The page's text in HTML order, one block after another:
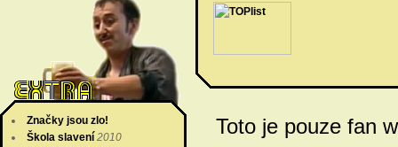
Značky jsou zlo!
Škola slavení 2010
Toto je pouze fan